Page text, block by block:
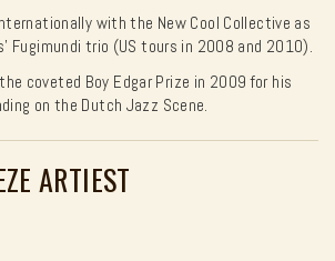
with the New Cool Collective as
Fugimundi trio (US tours in 2008 and 2010).
coveted Boy Edgar Prize in 2009 for his
on the Dutch Jazz Scene.
ARTIEST